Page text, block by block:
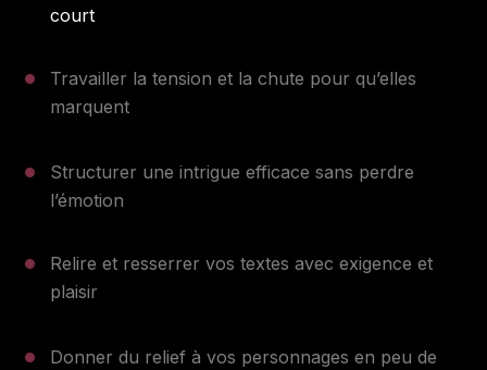
court
Travailler la tension et la chute pour qu’elles
marquent
Structurer une intrigue efficace sans perdre
l’émotion
Relire et resserrer vos textes avec exigence et
plaisir
Donner du relief à vos personnages en peu de